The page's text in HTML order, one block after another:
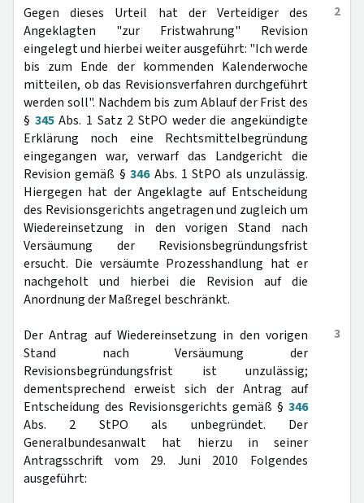
2
Gegen dieses Urteil hat der Verteidiger des
Angeklagten "zur Fristwahrung" Revision
eingelegt und hierbei weiter ausgeführt: "Ich werde
bis zum Ende der kommenden Kalenderwoche
mitteilen, ob das Revisionsverfahren durchgeführt
werden soll". Nachdem bis zum Ablauf der Frist des
§ 345Abs. 1 Satz 2 StPO weder die angekündigte
Erklärung noch eine Rechtsmittelbegründung
eingegangen war, verwarf das Landgericht die
Revision gemäß §346Abs. 1 StPO als unzulässig.
Hiergegen hat der Angeklagte auf Entscheidung
des Revisionsgerichts angetragen und zugleich um
Wiedereinsetzung in den vorigen Stand nach
Versäumung der Revisionsbegründungsfrist
ersucht. Die versäumte Prozesshandlung hat er
nachgeholt und hierbei die Revision auf die
Anordnung der Maßregel beschränkt.
3
Der Antrag auf Wiedereinsetzung in den vorigen
Stand nach Versäumung der
Revisionsbegründungsfrist ist unzulässig;
dementsprechend erweist sich der Antrag auf
Entscheidung des Revisionsgerichts gemäß § 346
Abs. 2 StPO als unbegründet. Der
Generalbundesanwalt hat hierzu in seiner
Antragsschrift vom 29. Juni 2010 Folgendes
ausgeführt: